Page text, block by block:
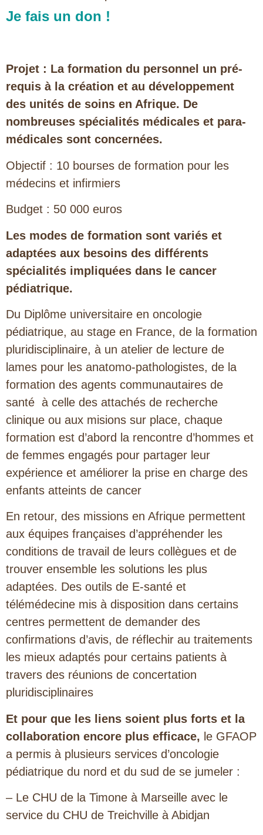
Je fais un don !
Projet : La formation du personnel un pré-
requis à la création et au développement
des unités de soins en Afrique. De
nombreuses spécialités médicales et para-
médicales sont concernées.
Objectif : 10 bourses de formation pour les
médecins et infirmiers
Budget : 50 000 euros
Les modes de formation sont variés et
adaptées aux besoins des différents
spécialités impliquées dans le cancer
pédiatrique.
Du Diplôme universitaire en oncologie
pédiatrique, au stage en France, de la formation
pluridisciplinaire, à un atelier de lecture de
lames pour les anatomo-pathologistes, de la
formation des agents communautaires de
santé à celle des attachés de recherche
clinique ou aux misions sur place, chaque
formation est d’abord la rencontre d’hommes et
de femmes engagés pour partager leur
expérience et améliorer la prise en charge des
enfants atteints de cancer
En retour, des missions en Afrique permettent
aux équipes françaises d’appréhender les
conditions de travail de leurs collègues et de
trouver ensemble les solutions les plus
adaptées. Des outils de E-santé et
télémédecine mis à disposition dans certains
centres permettent de demander des
confirmations d’avis, de réflechir au traitements
les mieux adaptés pour certains patients à
travers des réunions de concertation
pluridisciplinaires
Et pour que les liens soient plus forts et la
collaboration encore plus efficace, le GFAOP
a permis à plusieurs services d’oncologie
pédiatrique du nord et du sud de se jumeler :
– Le CHU de la Timone à Marseille avec le
service du CHU de Treichville à Abidjan